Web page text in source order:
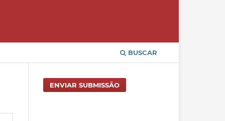
BUSCAR
ENVIAR SUBMISSÃO